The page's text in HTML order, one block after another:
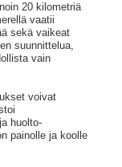
20 kilometriä
vaatii
sekä vaikeat
suunnittelua,
vain
voivat
huolto-
painolle ja koolle